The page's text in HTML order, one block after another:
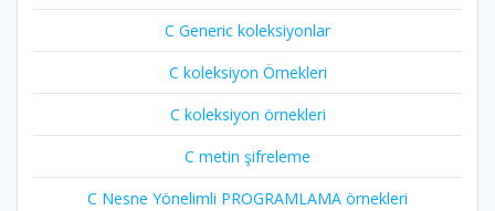
C Generic koleksiyonlar
C koleksiyon Örnekleri
C koleksiyon örnekleri
C metin şifreleme
C Nesne Yönelimli PROGRAMLAMA örnekleri